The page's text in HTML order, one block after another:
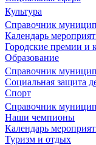
Культура
Справочник
Календарь
Городские премии и
Образование
Справочник
Социальная защита
Спорт
Справочник
Наши чемпионы
Календарь
Туризм и отдых